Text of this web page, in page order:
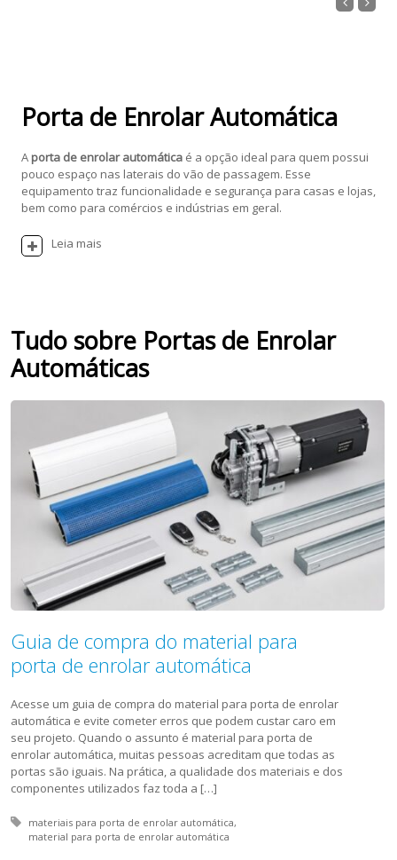
Porta de Enrolar Automática
A porta de enrolar automáticaé a opção ideal para quem possui
pouco espaço nas laterais do vão de passagem. Esse
equipamento traz funcionalidade e segurança para casas e lojas,
bem como para comércios e indústrias em geral.
Leia mais
Tudo sobre Portas de Enrolar
Automáticas
Guia de compra do material para
porta de enrolar automática
Acesse um guia de compra do material para porta de enrolar
automática e evite cometer erros que podem custar caro em
seu projeto. Quando o assunto é material para porta de
enrolar automática, muitas pessoas acreditam que todas as
portas são iguais. Na prática, a qualidade dos materiais e dos
componentes utilizados faz toda a […]
Tagged with:
materiais para porta de enrolar automática
material para porta de enrolar automática